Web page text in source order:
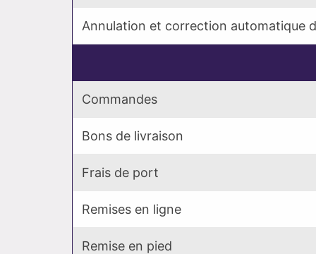
Annulation et correction automatique
Commandes
Bons de livraison
Frais de port
Remises en ligne
Remise en pied